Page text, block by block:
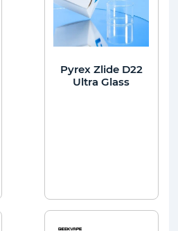
Pyrex Zlide D22
Ultra Glass